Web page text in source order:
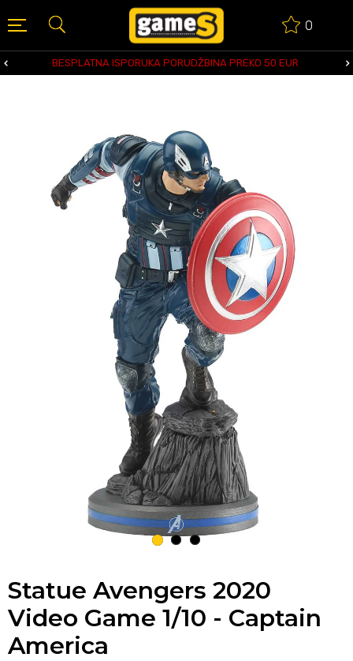
0
BESPLATNA ISPORUKA PORUDŽBINA PREKO 50 EUR
1 2 3
Statue Avengers 2020
Video Game 1/10 - Captain
America